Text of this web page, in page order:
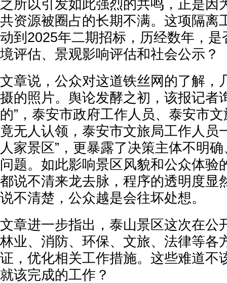
之所以引发如此强烈的共鸣，正是因
共资源被圈占的长期不满。这项隔离
动到2025年二期招标，历经数年，
境评估、景观影响评估和社会公示？
文章说，公众对这道铁丝网的了解，
摄的照片。舆论发酵之初，该报记者
的”，泰安市政府工作人员、泰安市
竟无人认领，泰安市文旅局工作人员
人家景区”，更暴露了决策主体不明
问题。如此影响景区风貌和公众体验
都说不清来龙去脉，程序的透明度显
说不清楚，公众越是会往坏处想。
文章进一步指出，泰山景区这次在公
林业、消防、环保、文旅、法律等各
证，优化相关工作措施。这些难道不
就该完成的工作？